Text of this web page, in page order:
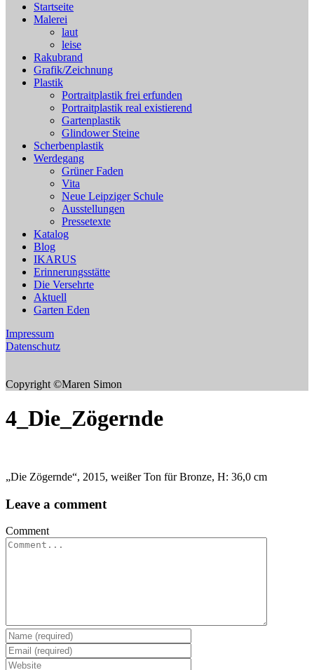
Startseite
Malerei
laut
leise
Rakubrand
Grafik/Zeichnung
Plastik
Portraitplastik frei erfunden
Portraitplastik real existierend
Gartenplastik
Glindower Steine
Scherbenplastik
Werdegang
Grüner Faden
Vita
Neue Leipziger Schule
Ausstellungen
Pressetexte
Katalog
Blog
IKARUS
Erinnerungsstätte
Die Versehrte
Aktuell
Garten Eden
Impressum
Datenschutz
Copyright ©Maren Simon
4_Die_Zögernde
„Die Zögernde“, 2015, weißer Ton für Bronze, H: 36,0 cm
Leave a comment
Comment